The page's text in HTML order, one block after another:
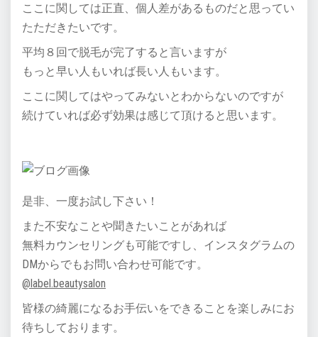
ここに関しては正直、個人差があるものだと思ってい
たただきたいです。
平均８回で脱毛が完了すると言いますが
もっと早い人もいれば長い人もいます。
ここに関してはやってみないとわからないのですが
続けていれば必ず効果は感じて頂けると思います。
是非、一度お試し下さい！
また不安なことや聞きたいことがあれば
無料カウンセリングも可能ですし、インスタグラムの
DMからでもお問い合わせ可能です。
@label.beautysalon
皆様の綺麗になるお手伝いをできることを楽しみにお
待ちしております。